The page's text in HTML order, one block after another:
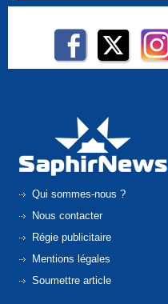
Qui sommes-nous ?
Nous contacter
Régie publicitaire
Mentions légales
Soumettre article